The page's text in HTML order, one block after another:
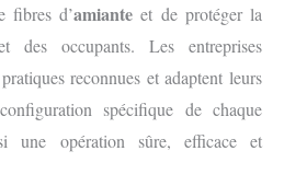
fibres d’amiante et de protéger la
des occupants. Les entreprises
reconnues et adaptent leurs
spécifique de chaque
une opération sûre, efficace et